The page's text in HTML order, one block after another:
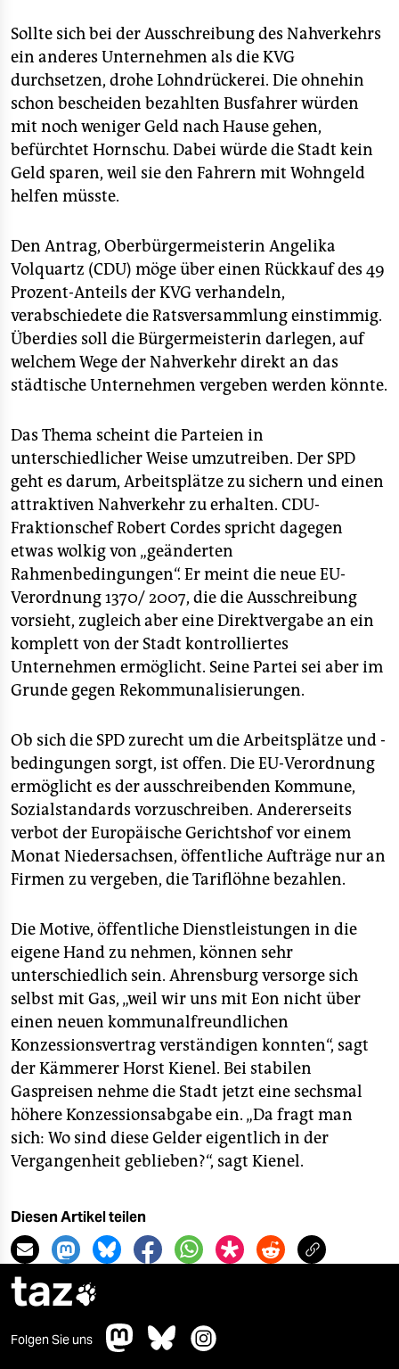
Sollte sich bei der Ausschreibung des Nahverkehrs
ein anderes Unternehmen als die KVG
durchsetzen, drohe Lohndrückerei. Die ohnehin
schon bescheiden bezahlten Busfahrer würden
mit noch weniger Geld nach Hause gehen,
befürchtet Hornschu. Dabei würde die Stadt kein
Geld sparen, weil sie den Fahrern mit Wohngeld
helfen müsste.
Den Antrag, Oberbürgermeisterin Angelika
Volquartz (CDU) möge über einen Rückkauf des 49
Prozent-Anteils der KVG verhandeln,
verabschiedete die Ratsversammlung einstimmig.
Überdies soll die Bürgermeisterin darlegen, auf
welchem Wege der Nahverkehr direkt an das
städtische Unternehmen vergeben werden könnte.
Das Thema scheint die Parteien in
unterschiedlicher Weise umzutreiben. Der SPD
geht es darum, Arbeitsplätze zu sichern und einen
attraktiven Nahverkehr zu erhalten. CDU-
Fraktionschef Robert Cordes spricht dagegen
etwas wolkig von „geänderten
Rahmenbedingungen“. Er meint die neue EU-
Verordnung 1370/ 2007, die die Ausschreibung
vorsieht, zugleich aber eine Direktvergabe an ein
komplett von der Stadt kontrolliertes
Unternehmen ermöglicht. Seine Partei sei aber im
Grunde gegen Rekommunalisierungen.
Ob sich die SPD zurecht um die Arbeitsplätze und -
bedingungen sorgt, ist offen. Die EU-Verordnung
ermöglicht es der ausschreibenden Kommune,
Sozialstandards vorzuschreiben. Andererseits
verbot der Europäische Gerichtshof vor einem
Monat Niedersachsen, öffentliche Aufträge nur an
Firmen zu vergeben, die Tariflöhne bezahlen.
Die Motive, öffentliche Dienstleistungen in die
eigene Hand zu nehmen, können sehr
unterschiedlich sein. Ahrensburg versorge sich
selbst mit Gas, „weil wir uns mit Eon nicht über
einen neuen kommunalfreundlichen
Konzessionsvertrag verständigen konnten“, sagt
der Kämmerer Horst Kienel. Bei stabilen
Gaspreisen nehme die Stadt jetzt eine sechsmal
höhere Konzessionsabgabe ein. „Da fragt man
sich: Wo sind diese Gelder eigentlich in der
Vergangenheit geblieben?“, sagt Kienel.
Diesen Artikel teilen
taz
Folgen Sie uns